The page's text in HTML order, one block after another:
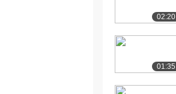
02:20
01:35